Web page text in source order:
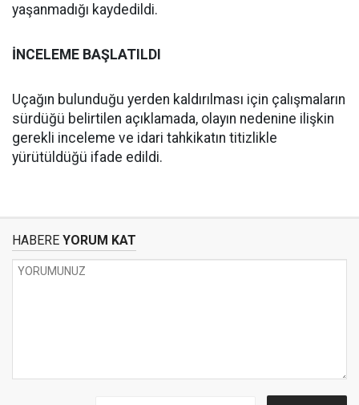
yaşanmadığı kaydedildi.
İNCELEME BAŞLATILDI
Uçağın bulunduğu yerden kaldırılması için çalışmaların
sürdüğü belirtilen açıklamada, olayın nedenine ilişkin
gerekli inceleme ve idari tahkikatın titizlikle
yürütüldüğü ifade edildi.
HABERE YORUM KAT